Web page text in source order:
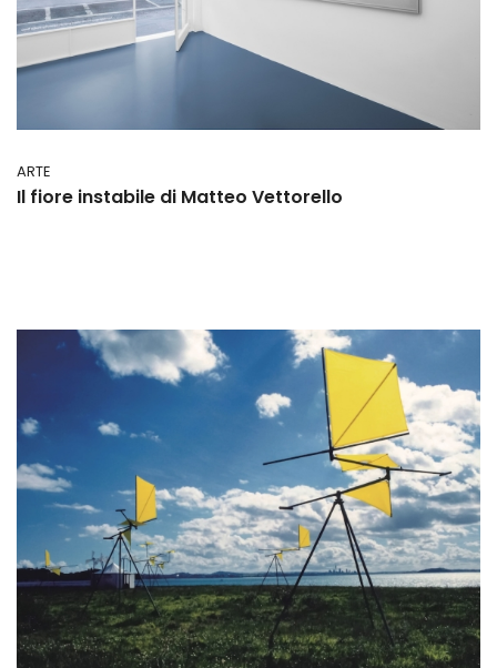
ARTE
Il fiore instabile di Matteo Vettorello